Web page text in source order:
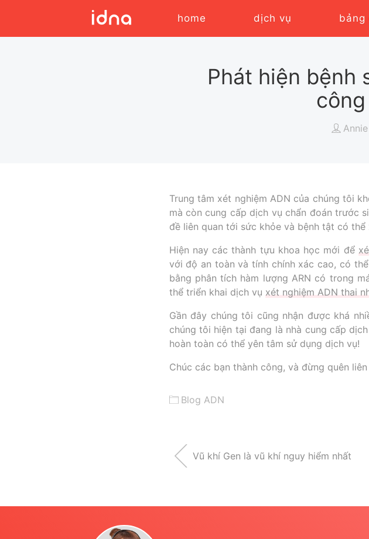
home dịch vụ bảng
Phát hiện bệnh
Trung tâm xét nghiệm ADN của chúng tôi
mà còn cung cấp dịch vụ chẩn đoán trước
đề liên quan tới sức khỏe và bệnh tật có thể
Hiện nay các thành tựu khoa học mới để
với độ an toàn và tính chính xác cao, có
bằng phân tích hàm lượng ARN có trong
thể triển khai dịch vụ xét nghiệm ADN thai
Gần đây chúng tôi cũng nhận được khá
chúng tôi hiện tại đang là nhà cung cấp
hoàn toàn có thể yên tâm sử dụng dịch vụ!
Chúc các bạn thành công, và đừng quên
Blog ADN
Vũ khí Gen là vũ khí nguy hiểm nhất